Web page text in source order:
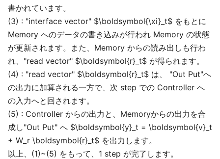
書かれています。
(3) : "interface vector" $\boldsymbol{\xi}_t$ をもとに
Memory へのデータの書き込みが行われ Memory の状態
が更新されます。また、Memory からの読み出しも行わ
れ、"read vector" $\boldsymbol{r}_t$ が得られます。
(4) : "read vector" $\boldsymbol{r}_t$ は、 "Out Put"へ
の出力に加算される一方で、次 step での Controller へ
の入力へと回されます。
(5) : Controller からの出力と、Memoryからの出力を合
成し"Out Put" へ $\boldsymbol{y}_t = \boldsymbol{v}_t
+ W_r \boldsymbol{r}_t$ を出力します。
以上、(1)~(5) をもって、1 step が完了します。